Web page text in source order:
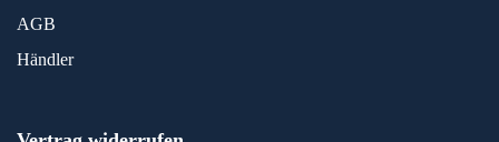
AGB
Händler